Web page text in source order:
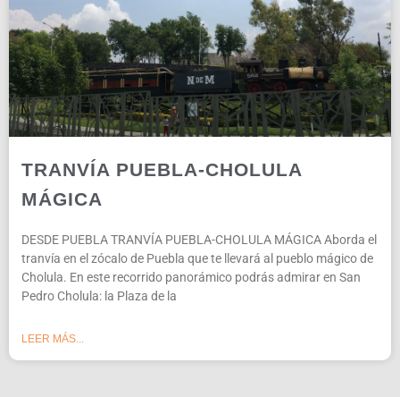
TRANVÍA PUEBLA-CHOLULA
MÁGICA
DESDE PUEBLA TRANVÍA PUEBLA-CHOLULA MÁGICA Aborda el
tranvía en el zócalo de Puebla que te llevará al pueblo mágico de
Cholula. En este recorrido panorámico podrás admirar en San
Pedro Cholula: la Plaza de la
LEER MÁS...